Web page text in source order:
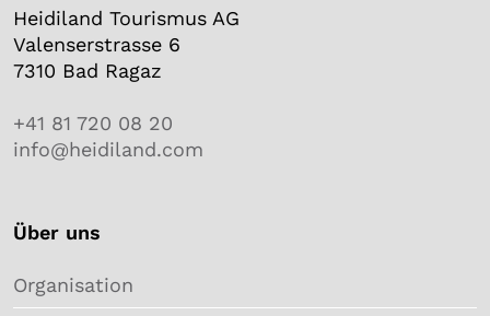
Heidiland Tourismus AG
Valenserstrasse 6
7310 Bad Ragaz
+41 81 720 08 20
info@heidiland.com
Über uns
Organisation